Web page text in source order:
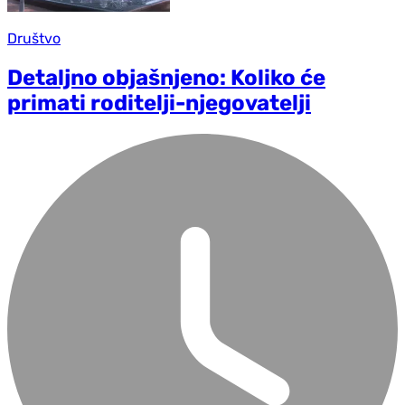
Društvo
Detaljno objašnjeno: Koliko će
primati roditelji-njegovatelji